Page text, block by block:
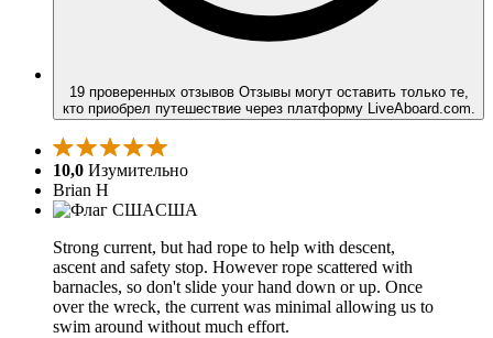
19 проверенных отзывов Отзывы могут оставить только те,
кто приобрел путешествие через платформу LiveAboard.com.
10,0 Изумительно
Brian H
США
Strong current, but had rope to help with descent,
ascent and safety stop. However rope scattered with
barnacles, so don't slide your hand down or up. Once
over the wreck, the current was minimal allowing us to
swim around without much effort.